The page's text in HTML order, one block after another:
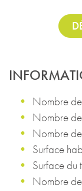
Nombre
Nombre
Nombre
Surface
Surface du
Nombre